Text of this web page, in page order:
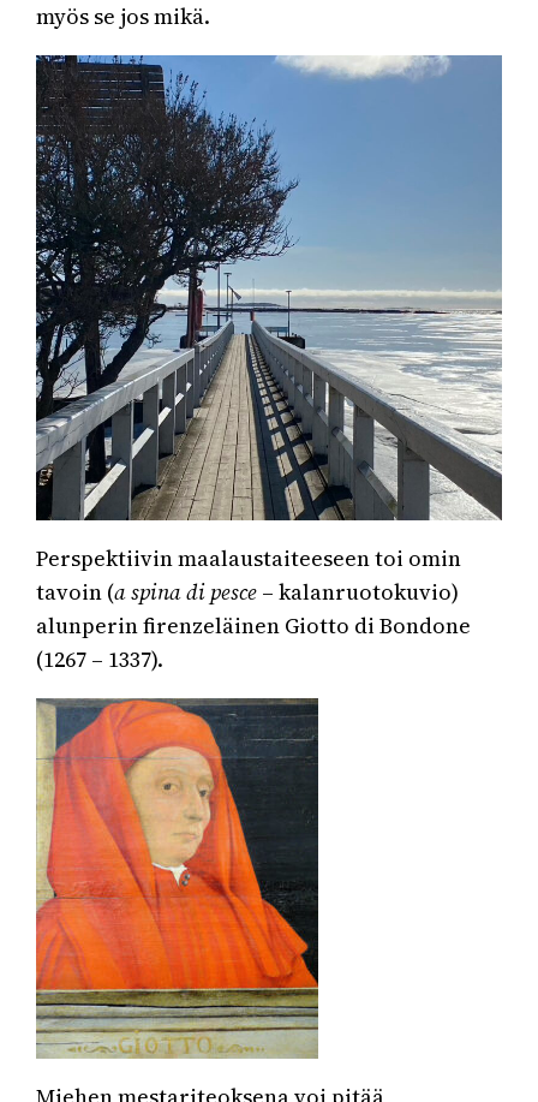
myös se jos mikä.
Perspektiivin maalaustaiteeseen toi omin
tavoin (a spina di pesce – kalanruotokuvio)
alunperin firenzeläinen Giotto di Bondone
(1267 – 1337).